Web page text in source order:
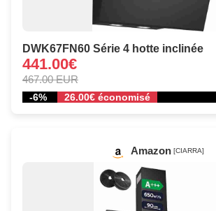
DWK67FN60 Série 4 hotte inclinée
441.00€
467.00 EUR
-6% 26.00€ économisé
Amazon [CIARRA]